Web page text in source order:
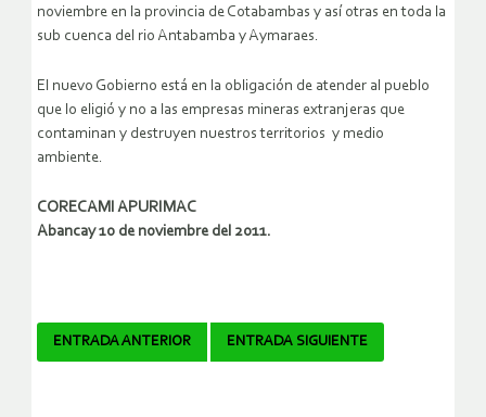
noviembre en la provincia de Cotabambas y así otras en toda la
sub cuenca del rio Antabamba y Aymaraes.
El nuevo Gobierno está en la obligación de atender al pueblo
que lo eligió y no a las empresas mineras extranjeras que
contaminan y destruyen nuestros territorios y medio
ambiente.
CORECAMI APURIMAC
Abancay 10 de noviembre del 2011.
Navegador
ENTRADA ANTERIOR ENTRADA SIGUIENTE